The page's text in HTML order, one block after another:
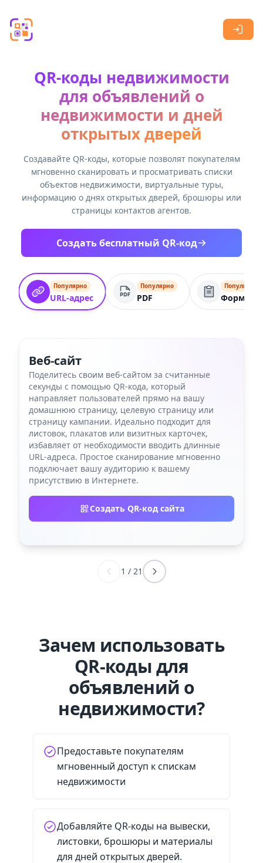
QR-коды недвижимости
для объявлений о
недвижимости и дней
открытых дверей
Создавайте QR-коды, которые позволят покупателям
мгновенно сканировать и просматривать списки
объектов недвижимости, виртуальные туры,
информацию о днях открытых дверей, брошюры или
страницы контактов агентов.
Создать бесплатный QR-код
Популярно
URL-адрес
Популярно
PDF
Популярно
Форма
Веб-сайт
Поделитесь своим веб-сайтом за считанные
секунды с помощью QR-кода, который
направляет пользователей прямо на вашу
домашнюю страницу, целевую страницу или
страницу кампании. Идеально подходит для
листовок, плакатов или визитных карточек,
избавляет от необходимости вводить длинные
URL-адреса. Простое сканирование мгновенно
подключает вашу аудиторию к вашему
присутствию в Интернете.
Создать QR-код сайта
1 / 21
Зачем использовать
QR-коды для
объявлений о
недвижимости?
Предоставьте покупателям
мгновенный доступ к спискам
недвижимости
Добавляйте QR-коды на вывески,
листовки, брошюры и материалы
для дней открытых дверей.